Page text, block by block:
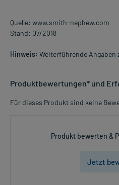
Quelle: www.smith-nephew.com
Stand: 07/2018
Hinweis: Weiterführende Angaben
Produktbewertungen* und
Für dieses Produkt sind keine
Produkt bewerten &
Jetzt